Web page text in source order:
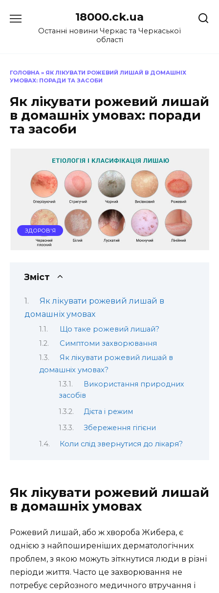
до
18000.ck.ua
Останні новини Черкас та Черкаської
області
ГОЛОВНА » ЯК ЛІКУВАТИ РОЖЕВИЙ ЛИШАЙ В ДОМАШНІХ
УМОВАХ: ПОРАДИ ТА ЗАСОБИ
Як лікувати рожевий лишай
в домашніх умовах: поради
та засоби
ЗДОРОВ'Я
Зміст
Як лікувати рожевий лишай в
домашніх умовах
Що таке рожевий лишай?
Симптоми захворювання
Як лікувати рожевий лишай в
домашніх умовах?
Використання природних
засобів
Дієта і режим
Збереження гігієни
Коли слід звернутися до лікаря?
Як лікувати рожевий лишай
в домашніх умовах
Рожевий лишай, або ж хвороба Жибера, є
однією з найпоширеніших дерматологічних
проблем, з якою можуть зіткнутися люди в різні
періоди життя. Часто це захворювання не
потребує серйозного медичного втручання і